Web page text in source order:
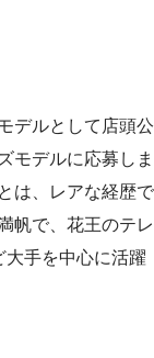
デルとして店頭公
モデルに応募しま
は、レアな経歴で
帆で、花王のテレ
大手を中心に活躍